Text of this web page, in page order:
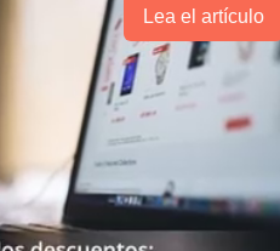
Lea el artículo